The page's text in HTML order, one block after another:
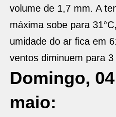
volume de 1,7 mm. A
máxima sobe para
umidade do ar fica em
ventos diminuem para 3
Domingo,
maio: